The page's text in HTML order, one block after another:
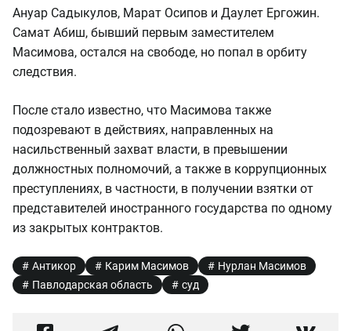
Ануар Садыкулов, Марат Осипов и Даулет Ергожин.
Самат Абиш, бывший первым заместителем
Масимова, остался на свободе, но попал в орбиту
следствия.
После стало известно, что Масимова также
подозревают в действиях, направленных на
насильственный захват власти, в превышении
должностных полномочий, а также в коррупционных
преступлениях, в частности, в получении взятки от
представителей иностранного государства по одному
из закрытых контрактов.
Антикор Карим Масимов
Нурлан Масимов
Павлодарская область
суд